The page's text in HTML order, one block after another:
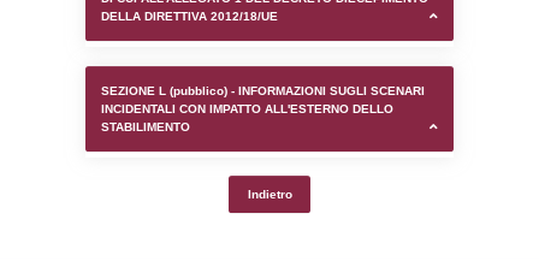
CONTROLLO A CUI è SOGGETTO LO
SEZIONE F (pubblico) - DESCRIZIONE
DELL'AMBIENTE/TERRITORIO
STABILIMENTO